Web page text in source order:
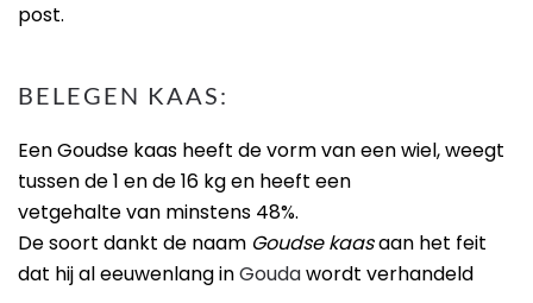
post.
BELEGEN KAAS:
Een Goudse kaas heeft de vorm van een wiel, weegt
tussen de 1 en de 16 kg en heeft een
vetgehalte van minstens 48%.
De soort dankt de naam Goudse kaasaan het feit
dat hij al eeuwenlang inGoudawordt verhandeld